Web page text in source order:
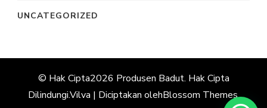
UNCATEGORIZED
© Hak Cipta2026 Produsen Badut. Hak Cipta
Dilindungi.Vilva | Diciptakan olehBlossom Themes.